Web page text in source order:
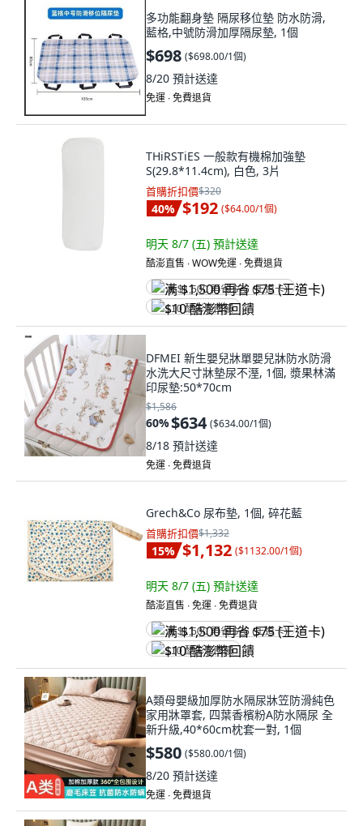
多功能翻身墊 隔尿移位墊 防水防滑,
藍格,中號防滑加厚隔尿墊, 1個
$698 ($698.00/1個)
8/20 預計送達
免運 ∙ 免費退貨
THiRSTiES 一般款有機棉加強墊
S(29.8*11.4cm), 白色, 3片
首購折扣價$320
40% $192 ($64.00/1個)
明天 8/7 (五) 預計送達
酷澎直售 ∙ WOW免運 ∙ 免費退貨
满 $1,500 再省 $75 (王道卡)
$10 酷澎幣回饋
DFMEI 新生嬰兒牀單嬰兒牀防水防滑
水洗大尺寸牀墊尿不溼, 1個, 漿果林滿
印尿墊:50*70cm
$1,586
60%$634 ($634.00/1個)
8/18 預計送達
免運 ∙ 免費退貨
Grech&Co 尿布墊, 1個, 碎花藍
首購折扣價$1,332
15% $1,132 ($1132.00/1個)
明天 8/7 (五) 預計送達
酷澎直售 ∙ 免運 ∙ 免費退貨
满 $1,500 再省 $75 (王道卡)
$10 酷澎幣回饋
A類母嬰級加厚防水隔尿牀笠防滑純色
家用牀罩套, 四葉香檳粉A防水隔尿 全
新升級,40*60cm枕套一對, 1個
$580 ($580.00/1個)
8/20 預計送達
免運 ∙ 免費退貨